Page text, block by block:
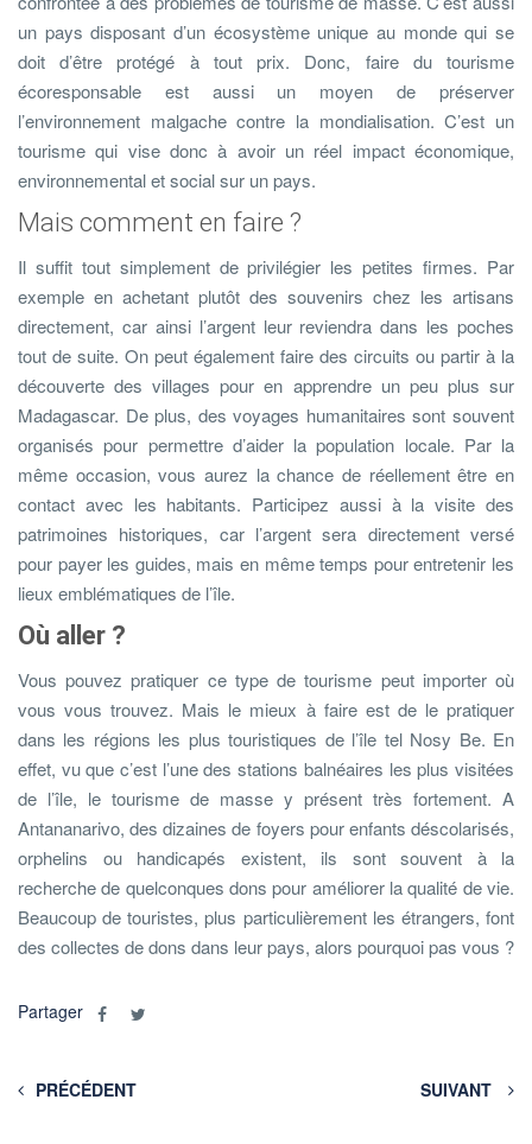
un pays disposant d’un écosystème unique au monde qui se
doit d’être protégé à tout prix. Donc, faire du tourisme
écoresponsable est aussi un moyen de préserver
l’environnement malgache contre la mondialisation. C’est un
tourisme qui vise donc à avoir un réel impact économique,
environnemental et social sur un pays.
Mais comment en faire ?
Il suffit tout simplement de privilégier les petites firmes. Par
exemple en achetant plutôt des souvenirs chez les artisans
directement, car ainsi l’argent leur reviendra dans les poches
tout de suite. On peut également faire des circuits ou partir à la
découverte des villages pour en apprendre un peu plus sur
Madagascar. De plus, des voyages humanitaires sont souvent
organisés pour permettre d’aider la population locale. Par la
même occasion, vous aurez la chance de réellement être en
contact avec les habitants. Participez aussi à la visite des
patrimoines historiques, car l’argent sera directement versé
pour payer les guides, mais en même temps pour entretenir les
lieux emblématiques de l’île.
Où aller ?
Vous pouvez pratiquer ce type de tourisme peut importer où
vous vous trouvez. Mais le mieux à faire est de le pratiquer
dans les régions les plus touristiques de l’île tel Nosy Be. En
effet, vu que c’est l’une des stations balnéaires les plus visitées
de l’île, le tourisme de masse y présent très fortement. A
Antananarivo, des dizaines de foyers pour enfants déscolarisés,
orphelins ou handicapés existent, ils sont souvent à la
recherche de quelconques dons pour améliorer la qualité de vie.
Beaucoup de touristes, plus particulièrement les étrangers, font
des collectes de dons dans leur pays, alors pourquoi pas vous ?
Partager
PRÉCÉDENT SUIVANT